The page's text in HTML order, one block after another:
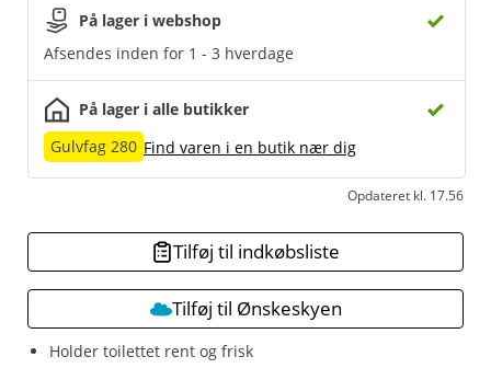
Holder toilettet rent og frisk
På lager i webshop
Afsendes inden for 1 - 3 hverdage
På lager i alle butikker
Gulvfag 280 Find varen i en butik nær dig
Opdateret kl. 17.56
Tilføj til indkøbsliste
Tilføj til Ønskeskyen